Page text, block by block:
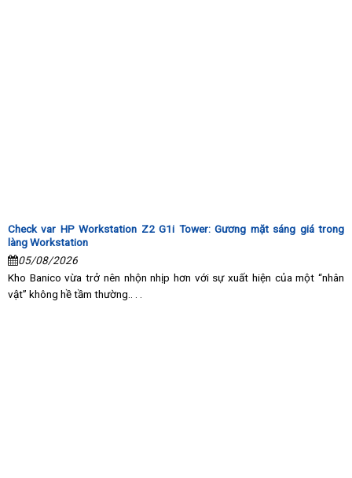
Check var HP Workstation Z2 G1i Tower: Gương mặt sáng giá trong
làng Workstation
05/08/2026
Kho Banico vừa trở nên nhộn nhịp hơn với sự xuất hiện của một “nhân
vật” không hề tầm thường.. . .